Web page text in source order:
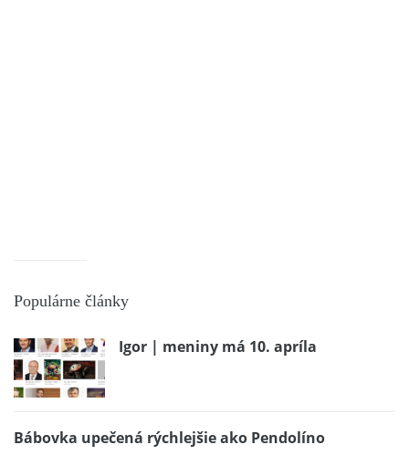
Populárne články
Igor | meniny má 10. apríla
Bábovka upečená rýchlejšie ako Pendolíno